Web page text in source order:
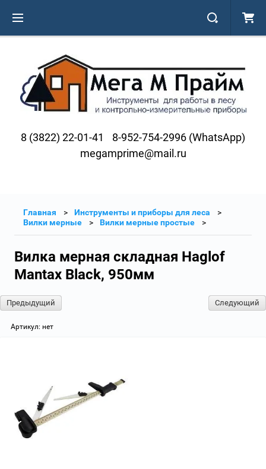
8 (3822) 22-01-41
8-952-754-2996 (WhatsApp)
megamprime@mail.ru
Главная
Инструменты и приборы для леса
Вилки мерные
Вилки мерные простые
Вилка мерная складная Haglof
Mantax Black, 950мм
Предыдущий Следующий
Артикул: нет